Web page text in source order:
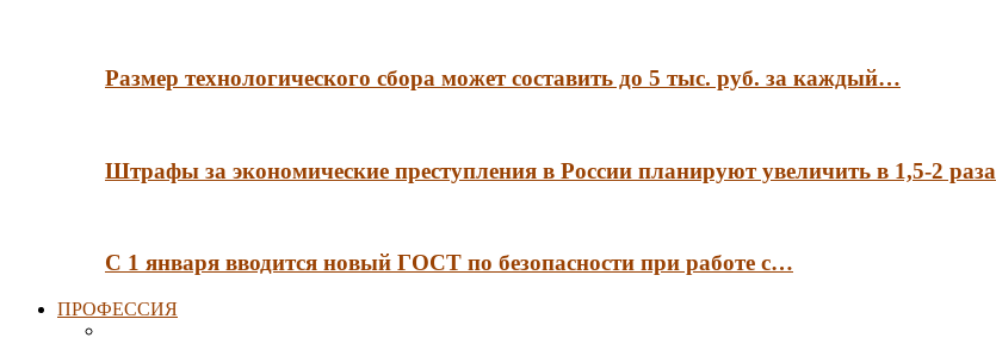
Размер технологического сбора может составить до 5 тыс. руб. за каждый…
Штрафы за экономические преступления в России планируют увеличить в 1,5-2 раза
С 1 января вводится новый ГОСТ по безопасности при работе с…
ПРОФЕССИЯ